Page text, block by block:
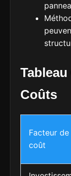
Coûts
Facteur de
coût